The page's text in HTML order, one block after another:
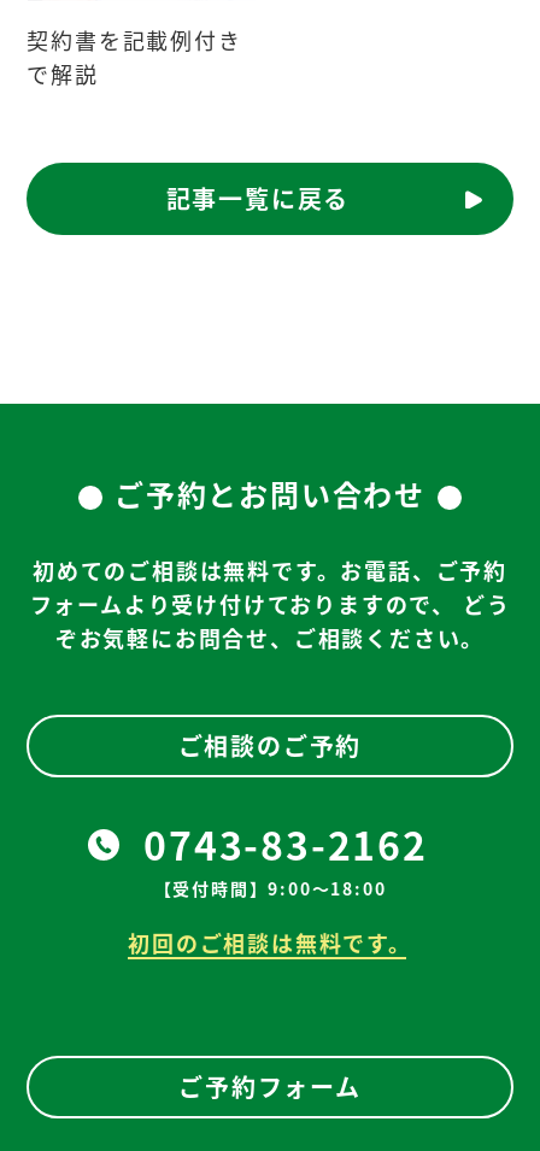
契約書を記載例付き
で解説
記事一覧に戻る
ご予約とお問い合わせ
初めてのご相談は無料です。お電話、ご予約
フォームより受け付けておりますので、
どう
ぞお気軽にお問合せ、ご相談ください。
ご相談のご予約
0743-83-2162
【受付時間】9:00～18:00
初回のご相談は無料です。
ご予約フォーム